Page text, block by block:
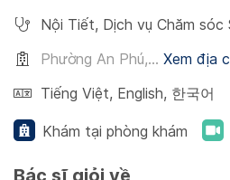
Nội Tiết, Dịch vụ Chăm sóc
Phường An Phú,... Xem địa
Tiếng Việt, English, 한국어
Khám tại phòng khám
Bác sĩ giỏi về